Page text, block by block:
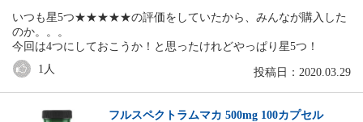
いつも星5つ★★★★★の評価をしていたから、みんなが購入した
のか。。。
今回は4つにしておこうか！と思ったけれどやっぱり星5つ！
投稿日：2020.03.29
1 人
フルスペクトラムマカ 500mg 100カプセル